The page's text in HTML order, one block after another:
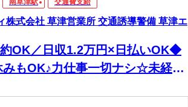
南草津駅 交通費支給
株式会社 草津営業所 交通誘導警備 草津エ
OK／日収1.2万円×日払いOK◆
もOK♪力仕事一切ナシ☆未経験